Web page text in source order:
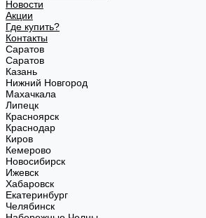
Новости
Акции
Где купить?
Контакты
Саратов
Саратов
Казань
Нижний Новгород
Махачкала
Липецк
Красноярск
Краснодар
Киров
Кемерово
Новосибирск
Ижевск
Хабаровск
Екатеринбург
Челябинск